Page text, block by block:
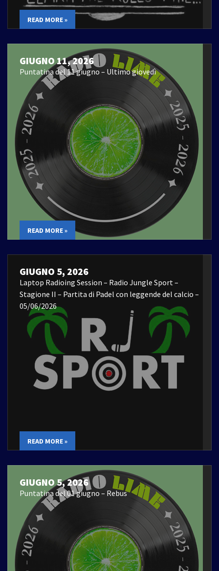
READ MORE »
GIUGNO 11, 2026
Puntatina del 11 giugno – Ultimo giovedì
READ MORE »
GIUGNO 5, 2026
Laptop Radioing Session – Radio Jungle Sport –
Stagione II – Partita di Padel con leggende del calcio –
05/06/2026
READ MORE »
GIUGNO 5, 2026
Puntatina del 01 giugno – Rebus